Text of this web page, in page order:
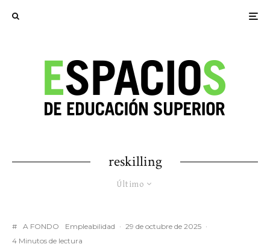
reskilling
Último
# A FONDO Empleabilidad · 29 de octubre de 2025 ·
4 Minutos de lectura